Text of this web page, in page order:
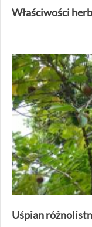
Właściwości
Uśpian